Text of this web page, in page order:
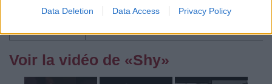
Data Deletion Data Access Privacy Policy
Paroles + Traduction Téléchargement
Vidéos
Voir la vidéo de «Shy»